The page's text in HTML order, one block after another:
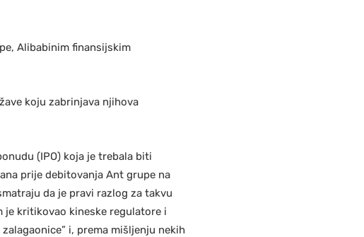
Alibabinim finansijskim
koju zabrinjava njihova
(IPO) koja je trebala biti
prije debitovanja Ant grupe na
da je pravi razlog za takvu
je kritikovao kineske regulatore i
i, prema mišljenju nekih